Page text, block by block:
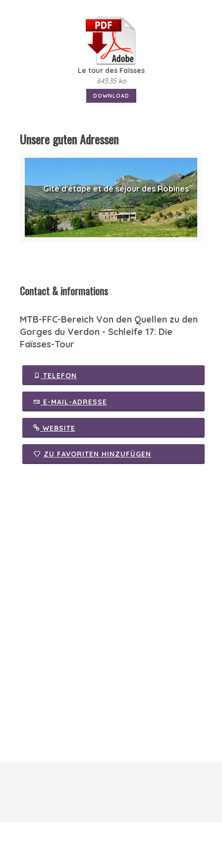
Le tour des Faïsses
643.35 ko
DOWNLOAD
Unsere guten Adressen
Gîte d'étape et de séjour des Robines
Contact & informations
MTB-FFC-Bereich Von den Quellen zu den
Gorges du Verdon - Schleife 17: Die
Faïsses-Tour
TELEFON
E-MAIL-ADRESSE
WEBSITE
ZU FAVORITEN HINZUFÜGEN